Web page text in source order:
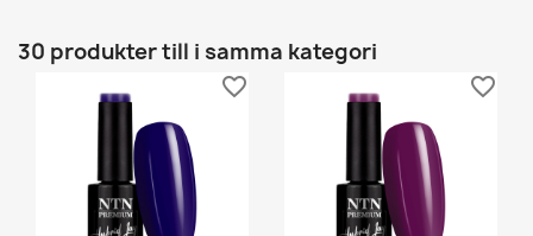
30 produkter till i samma kategori
favorite_border favorite_border